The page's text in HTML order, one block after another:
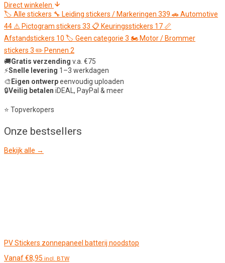
Direct winkelen
🏷️ Alle stickers 🔧 Leiding stickers / Markeringen 339 🚗Automotive
44 ⚠️ Pictogram stickers 33 📋 Keuringsstickers 17 📏
Afstandstickers 10 🏷️ Geen categorie 3 🏍️ Motor / Brommer
stickers 3 ✏️ Pennen 2
🚚Gratis verzending v.a. €75
⚡Snelle levering 1–3 werkdagen
🎨 Eigen ontwerpeenvoudig uploaden
🔒Veilig betalen iDEAL, PayPal & meer
⭐ Topverkopers
Onze bestsellers
Bekijk alle →
PV Stickers zonnepaneel batterij noodstop
Vanaf€8,95 incl. BTW